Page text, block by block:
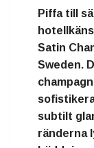
Piffa till
Satin
Sweden.
subtilt
ränderna